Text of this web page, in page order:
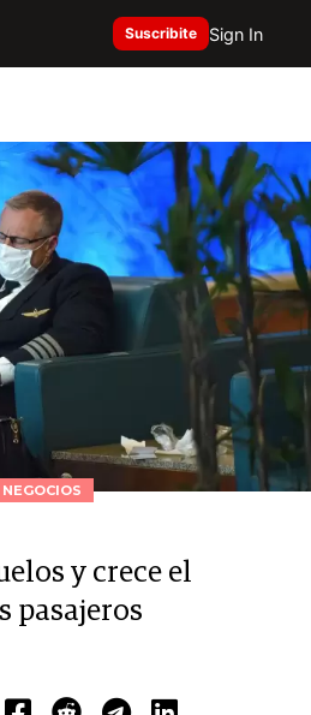
Suscribite Sign In
NEGOCIOS
y crece el
pasajeros